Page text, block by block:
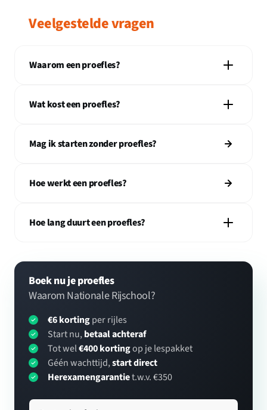
Veelgestelde vragen
Waarom een proefles?
Wat kost een proefles?
Mag ik starten zonder proefles?
Hoe werkt een proefles?
Hoe lang duurt een proefles?
Boek nu je proefles
Waarom Nationale Rijschool?
€6 kortingper rijles
Start nu, betaal achteraf
Tot wel€400 kortingop je lespakket
Géén wachttijd,start direct
Herexamengarantiet.w.v. €350